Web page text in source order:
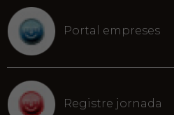
Portal empreses
Registre jornada